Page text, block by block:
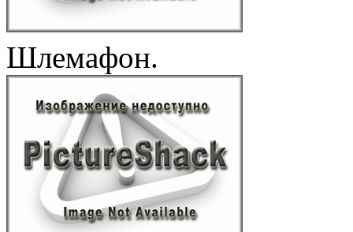
Шлемафон.